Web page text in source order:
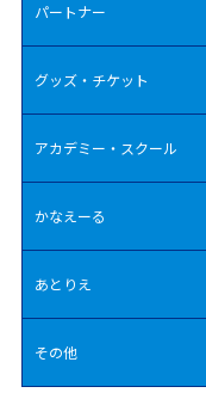
パートナー
グッズ・チケット
アカデミー・スクール
かなえーる
あとりえ
その他